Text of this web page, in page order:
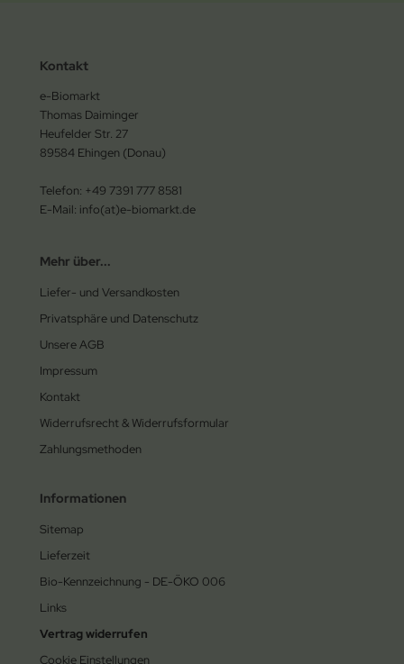
Kontakt
e-Biomarkt
Thomas Daiminger
Heufelder Str. 27
89584 Ehingen (Donau)
Telefon: +49 7391 777 8581
E-Mail: info(at)e-biomarkt.de
Mehr über...
Liefer- und Versandkosten
Privatsphäre und Datenschutz
Unsere AGB
Impressum
Kontakt
Widerrufsrecht & Widerrufsformular
Zahlungsmethoden
Informationen
Sitemap
Lieferzeit
Bio-Kennzeichnung - DE-ÖKO 006
Links
Vertrag widerrufen
Cookie Einstellungen